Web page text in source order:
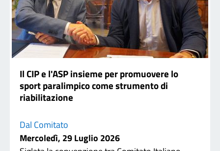
Il CIP e l'ASP insieme per promuovere lo
sport paralimpico come strumento di
riabilitazione
Dal Comitato
Mercoledì, 29 Luglio 2026